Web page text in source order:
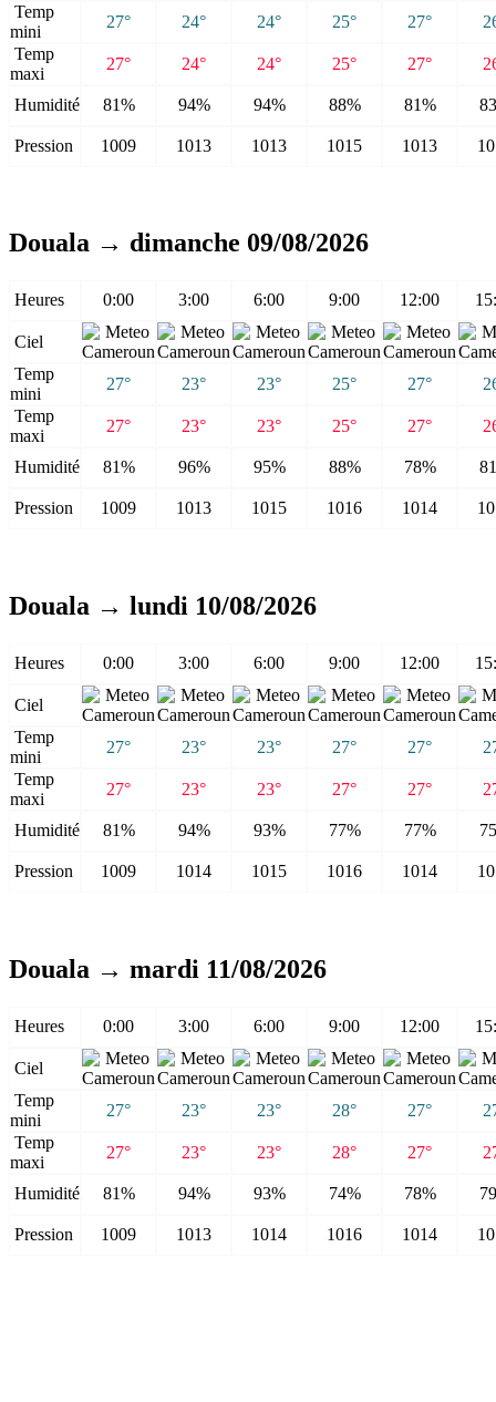
Temp
mini
27° 24° 24° 25° 27°
Temp
maxi
27° 24° 24° 25° 27°
Humidité 81% 94% 94% 88% 81%
Pression 1009 1013 1013 1015 1013
Douala → dimanche 09/08/2026
Heures 0:00 3:00 6:00 9:00 12:00
Ciel
Temp
mini
27° 23° 23° 25° 27°
Temp
maxi
27° 23° 23° 25° 27°
Humidité 81% 96% 95% 88% 78%
Pression 1009 1013 1015 1016 1014
Douala → lundi 10/08/2026
Heures 0:00 3:00 6:00 9:00 12:00
Ciel
Temp
mini
27° 23° 23° 27° 27°
Temp
maxi
27° 23° 23° 27° 27°
Humidité 81% 94% 93% 77% 77%
Pression 1009 1014 1015 1016 1014
Douala → mardi 11/08/2026
Heures 0:00 3:00 6:00 9:00 12:00
Ciel
Temp
mini
27° 23° 23° 28° 27°
Temp
maxi
27° 23° 23° 28° 27°
Humidité 81% 94% 93% 74% 78%
Pression 1009 1013 1014 1016 1014